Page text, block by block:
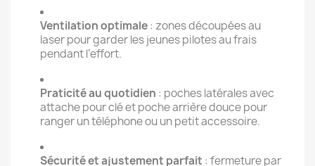
Ventilation optimale: zones découpées au
laser pour garder les jeunes pilotes au frais
pendant l’effort.
Praticité au quotidien : poches latérales avec
attache pour clé et poche arrière douce pour
ranger un téléphone ou un petit accessoire.
Sécurité et ajustement parfait : fermeture par